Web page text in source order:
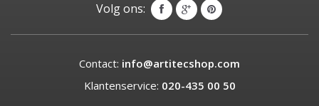
Volg ons:
Contact: info@artitecshop.com
Klantenservice: 020-435 00 50